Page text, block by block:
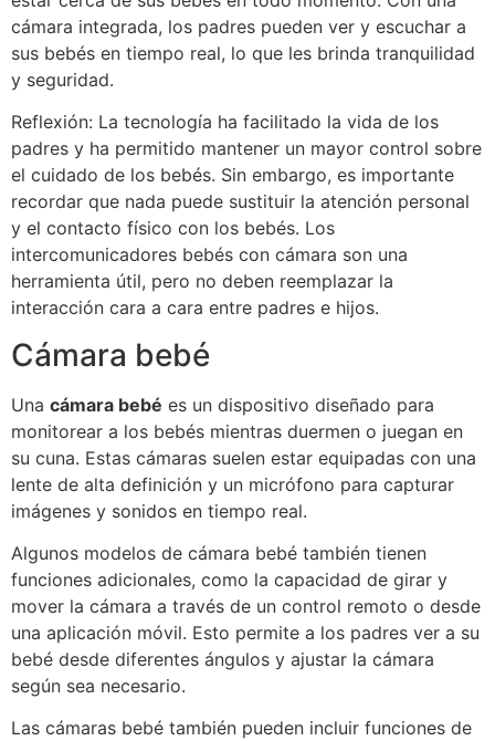
cámara integrada, los padres pueden ver y escuchar a
sus bebés en tiempo real, lo que les brinda tranquilidad
y seguridad.
Reflexión: La tecnología ha facilitado la vida de los
padres y ha permitido mantener un mayor control sobre
el cuidado de los bebés. Sin embargo, es importante
recordar que nada puede sustituir la atención personal
y el contacto físico con los bebés. Los
intercomunicadores bebés con cámara son una
herramienta útil, pero no deben reemplazar la
interacción cara a cara entre padres e hijos.
Cámara bebé
Una cámara bebé es un dispositivo diseñado para
monitorear a los bebés mientras duermen o juegan en
su cuna. Estas cámaras suelen estar equipadas con una
lente de alta definición y un micrófono para capturar
imágenes y sonidos en tiempo real.
Algunos modelos de cámara bebé también tienen
funciones adicionales, como la capacidad de girar y
mover la cámara a través de un control remoto o desde
una aplicación móvil. Esto permite a los padres ver a su
bebé desde diferentes ángulos y ajustar la cámara
según sea necesario.
Las cámaras bebé también pueden incluir funciones de